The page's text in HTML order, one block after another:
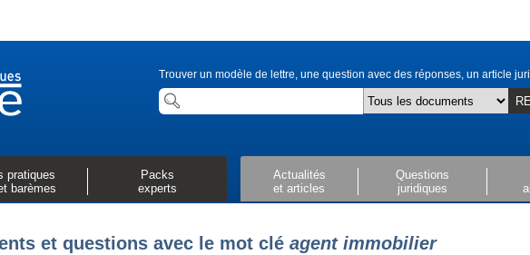
Trouver un modèle de lettre, une question avec des réponses, un article
pratiques
barèmes
Packs
experts
Actualités
et articles
Questions
juridiques
et questions avec le mot clé agent immobilier